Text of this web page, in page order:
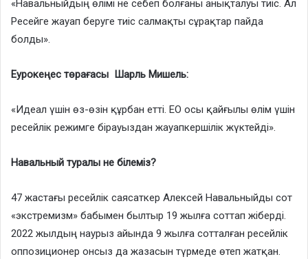
«Навальныйдың өлімі не себеп болғаны анықталуы тиіс. Ал
Ресейге жауап беруге тиіс салмақты сұрақтар пайда
болды».
Еурокеңес төрағасы Шарль Мишель:
«Идеал үшін өз-өзін құрбан етті. ЕО осы қайғылы өлім үшін
ресейлік режимге бірауыздан жауапкершілік жүктейді».
Навальный туралы не білеміз?
47 жастағы ресейлік саясаткер Алексей Навальныйды сот
«экстремизм» бабымен былтыр 19 жылға соттап жіберді.
2022 жылдың наурыз айында 9 жылға сотталған ресейлік
оппозиционер онсыз да жазасын түрмеде өтеп жатқан.